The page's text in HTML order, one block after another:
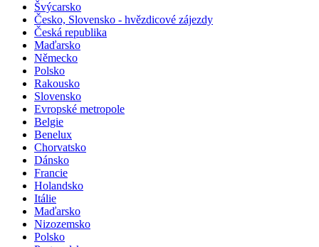
Švýcarsko
Česko, Slovensko - hvězdicové zájezdy
Česká republika
Maďarsko
Německo
Polsko
Rakousko
Slovensko
Evropské metropole
Belgie
Benelux
Chorvatsko
Dánsko
Francie
Holandsko
Itálie
Maďarsko
Nizozemsko
Polsko